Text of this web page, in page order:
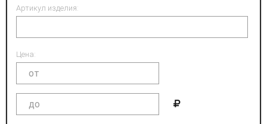
Артикул изделия:
Цена: